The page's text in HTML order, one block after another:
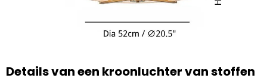
Details van een kroonluchter van stoffen